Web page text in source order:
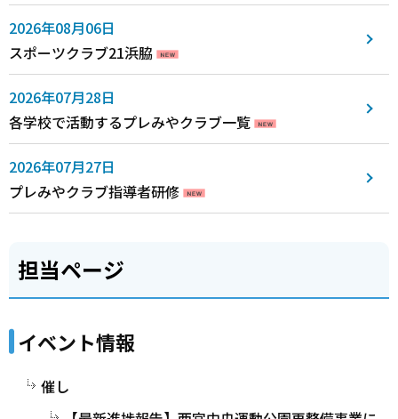
2026年08月06日
スポーツクラブ21浜脇
2026年07月28日
各学校で活動するプレみやクラブ一覧
2026年07月27日
プレみやクラブ指導者研修
担当ページ
イベント情報
催し